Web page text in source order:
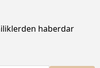
haberdar